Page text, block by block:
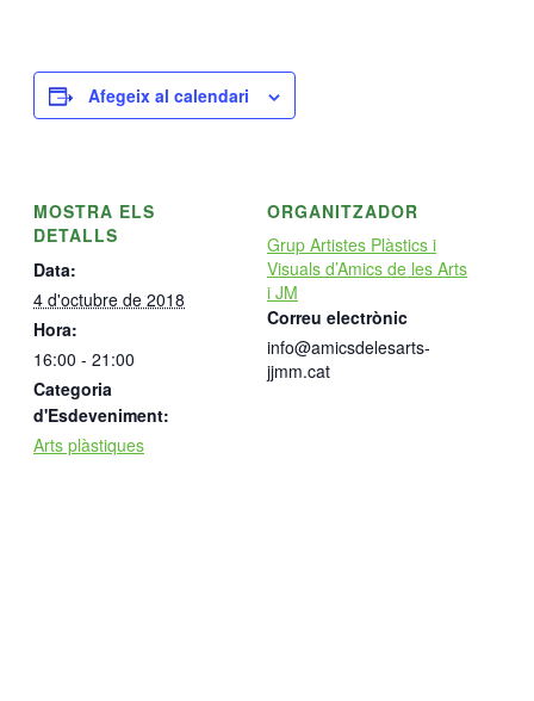
Afegeix al calendari
MOSTRA ELS
DETALLS
Data:
4 d'octubre de 2018
Hora:
16:00 - 21:00
Categoria
d'Esdeveniment:
Arts plàstiques
ORGANITZADOR
Grup Artistes Plàstics i
Visuals d’Amics de les Arts
i JM
Correu electrònic
info@amicsdelesarts-
jjmm.cat